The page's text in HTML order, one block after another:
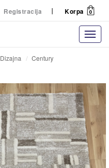
Registracija Korpa 0
Century